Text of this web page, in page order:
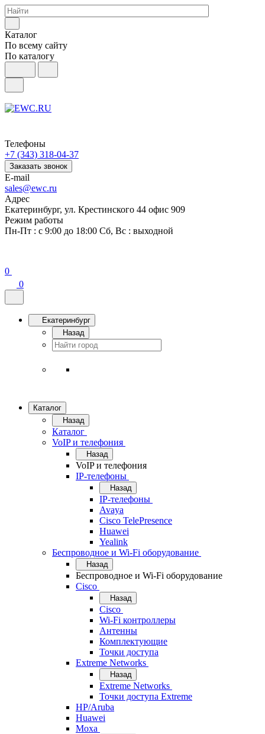
Каталог
По всему сайту
По каталогу
Телефоны
+7 (343) 318-04-37
Заказать звонок
E-mail
sales@ewc.ru
Адрес
Екатеринбург, ул. Крестинского 44 офис 909
Режим работы
Пн-Пт : с 9:00 до 18:00 Сб, Вс : выходной
0
0
Екатеринбург
Назад
Каталог
Назад
Каталог
VoIP и телефония
Назад
VoIP и телефония
IP-телефоны
Назад
IP-телефоны
Avaya
Cisco TelePresence
Huawei
Yealink
Беспроводное и Wi-Fi оборудование
Назад
Беспроводное и Wi-Fi оборудование
Cisco
Назад
Cisco
Wi-Fi контроллеры
Антенны
Комплектующие
Точки доступа
Extreme Networks
Назад
Extreme Networks
Точки доступа Extreme
HP/Aruba
Huawei
Moxa